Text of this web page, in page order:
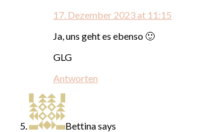
17. Dezember 2023 at 11:15
Ja, uns geht es ebenso 🙂
GLG
Antworten
Bettinasays